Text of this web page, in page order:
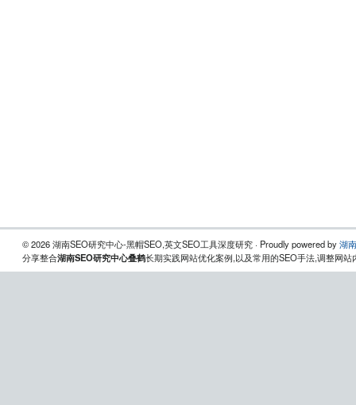
© 2026 湖南SEO研究中心-黑帽SEO,英文SEO工具深度研究 · Proudly powered by湖
分享整合湖南SEO研究中心叠鹤长期实践网站优化案例,以及常用的SEO手法,调整网